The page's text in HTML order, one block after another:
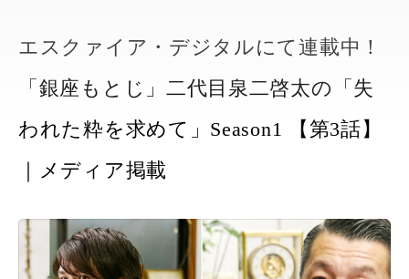
エスクァイア・デジタルにて連載中！
「銀座もとじ」二代目泉二啓太の「失
われた粋を求めて」Season1 【第3話】
｜メディア掲載